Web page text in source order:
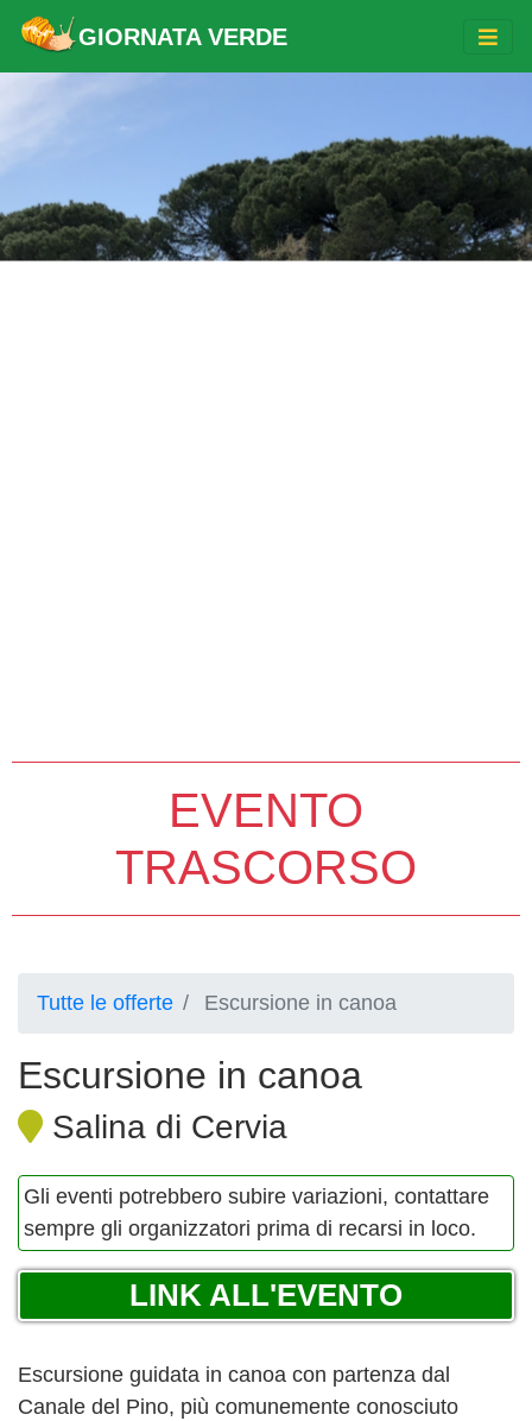
GIORNATA VERDE
EVENTO
TRASCORSO
Tutte le offerte Escursione in canoa
Escursione in canoa
Salina di Cervia
Gli eventi potrebbero subire variazioni, contattare
sempre gli organizzatori prima di recarsi in loco.
LINK ALL'EVENTO
Escursione guidata in canoa con partenza dal
Canale del Pino, più comunemente conosciuto